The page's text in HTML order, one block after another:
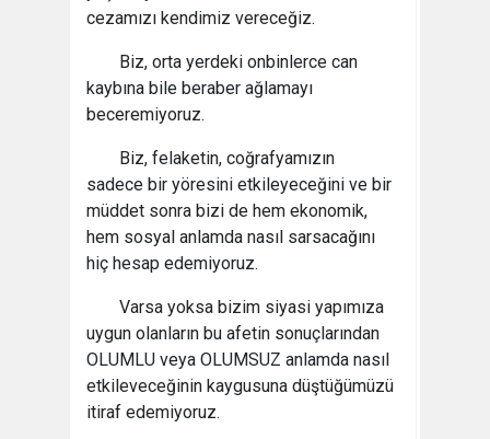
cezamızı kendimiz vereceğiz.
Biz, orta yerdeki onbinlerce can
kaybına bile beraber ağlamayı
beceremiyoruz.
Biz, felaketin, coğrafyamızın
sadece bir yöresini etkileyeceğini ve bir
müddet sonra bizi de hem ekonomik,
hem sosyal anlamda nasıl sarsacağını
hiç hesap edemiyoruz.
Varsa yoksa bizim siyasi yapımıza
uygun olanların bu afetin sonuçlarından
OLUMLU veya OLUMSUZ anlamda nasıl
etkileveceğinin kaygusuna düştüğümüzü
itiraf edemiyoruz.